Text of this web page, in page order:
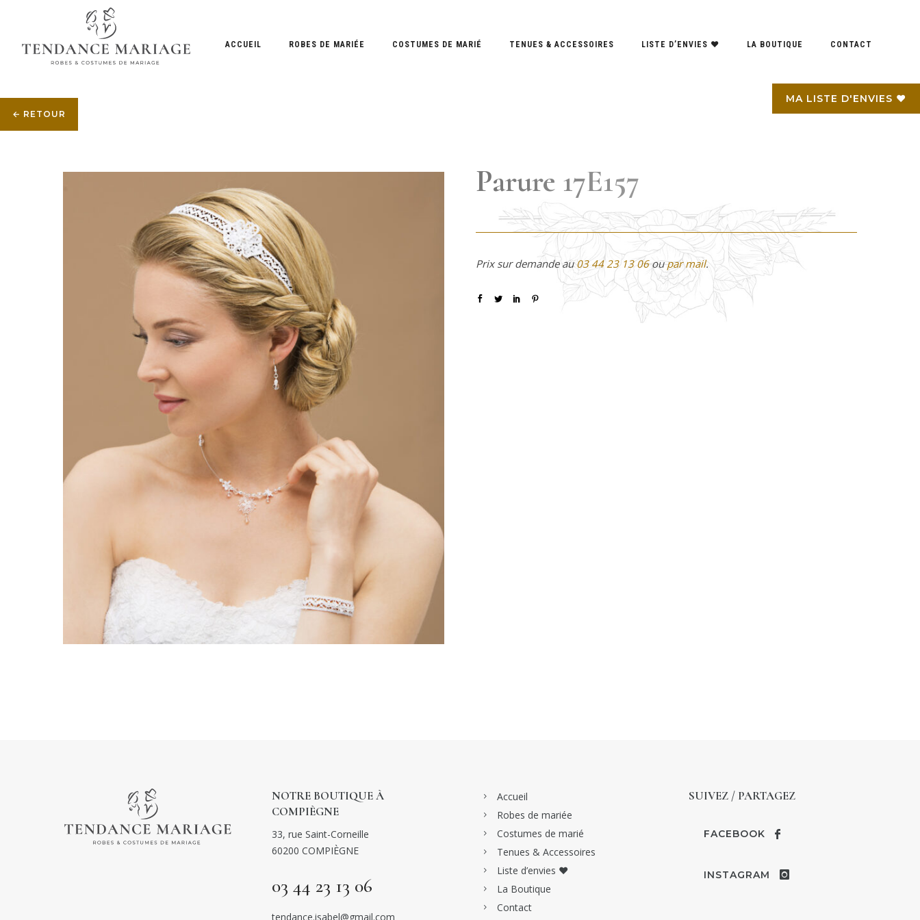
MA LISTE D'ENVIES ♥
ACCUEIL ROBES DE MARIÉE COSTUMES DE MARIÉ TENUES & ACCESSOIRES LISTE D’ENVIES ♥ LA BOUTIQUE CONTACT
← RETOUR
Parure 17E157
Prix sur demande au03 44 23 13 06oupar mail.
NOTRE BOUTIQUE À
COMPIÈGNE
33, rue Saint-Corneille
60200 COMPIÈGNE
03 44 23 13 06
tendance.isabel@gmail.com
Accueil
Robes de mariée
Costumes de marié
Tenues & Accessoires
Liste d’envies ♥
La Boutique
Contact
SUIVEZ / PARTAGEZ
FACEBOOK
INSTAGRAM